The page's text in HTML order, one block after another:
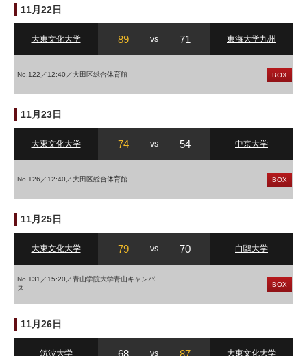
11月22日
大東文化大学 89 vs 71 東海大学九州
No.122／12:40／大田区総合体育館 BOX
11月23日
大東文化大学 74 vs 54 中京大学
No.126／12:40／大田区総合体育館 BOX
11月25日
大東文化大学 79 vs 70 白鷗大学
No.131／15:20／青山学院大学青山キャンパ
ス
BOX
11月26日
筑波大学 vs 大東文化大学